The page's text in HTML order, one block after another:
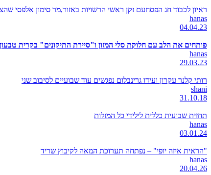
ראיון לכבוד חג הפסחעם זקן ראשי הרשויות באזור,מר סימון אלפסי
hanas
04.04.23
פותחים את הלב עם חלוקת סלי המזון ו"סיירת התיקונים" בקרית טבעון
hanas
29.03.23
רותי קלנר עקרון ועידו גרינבלום נפגשים עוד שבועיים לסיבוב שני
shani
31.10.18
תחזית שבועית כללית לילידי כל המזלות
hanas
03.01.24
"הראית איזה יופי" – נפתחה תערוכת המאה לקיבוץ שריד
hanas
20.04.26